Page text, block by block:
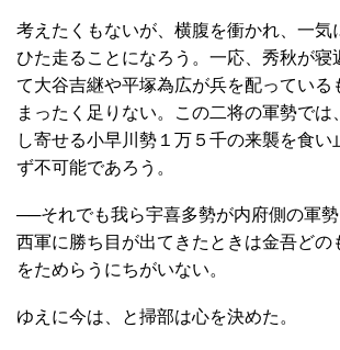
考えたくもないが、横腹を衝かれ、一気
ひた走ることになろう。一応、秀秋が寝
て大谷吉継や平塚為広が兵を配っている
まったく足りない。この二将の軍勢では
し寄せる小早川勢１万５千の来襲を食い
ず不可能であろう。
──それでも我ら宇喜多勢が内府側の軍勢
西軍に勝ち目が出てきたときは金吾どの
をためらうにちがいない。
ゆえに今は、と掃部は心を決めた。